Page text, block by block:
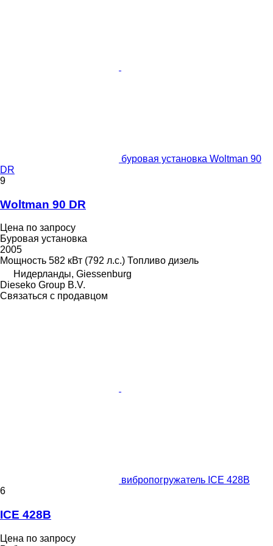
буровая установка Woltman 90
DR
9
Woltman 90 DR
Цена по запросу
Буровая установка
2005
Мощность 582 кВт (792 л.с.) Топливо дизель
Нидерланды, Giessenburg
Dieseko Group B.V.
Связаться с продавцом
вибропогружатель ICE 428B
6
ICE 428B
Цена по запросу